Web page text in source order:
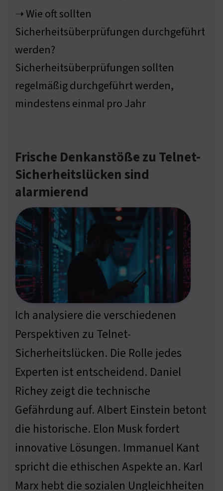
➝ Wie oft sollten
Sicherheitsüberprüfungen durchgeführt
werden?
Sicherheitsüberprüfungen sollten
regelmäßig durchgeführt werden,
mindestens einmal pro Jahr
Frische Denkanstöße zu Telnet-
Sicherheitslücken sind
alarmierend
Ich analysiere die verschiedenen
Perspektiven zu Telnet-
Sicherheitslücken. Die Rolle jedes
Experten ist entscheidend. Daniel
Richey zeigt die technische
Gefährdung auf. Albert Einstein betont
die historische. Elon Musk fordert
innovative Lösungen. Immanuel Kant
spricht die ethischen Aspekte an. Karl
Marx hebt die sozialen Ungleichheiten